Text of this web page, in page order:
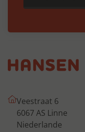
Veestraat 6
6067 AS Linne
Niederlande